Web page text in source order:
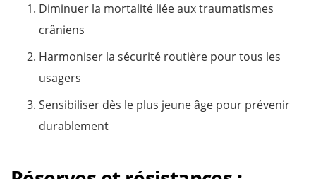
Diminuer la mortalité liée aux traumatismes
crâniens
Harmoniser la sécurité routière pour tous les
usagers
Sensibiliser dès le plus jeune âge pour prévenir
durablement